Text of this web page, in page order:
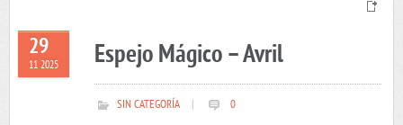
29
11 2025 Espejo Mágico – Avril
SIN CATEGORÍA 0